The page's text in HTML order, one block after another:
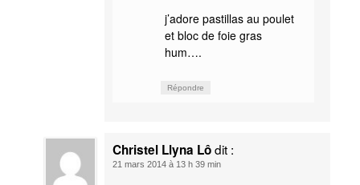
j’adore pastillas au poulet
et bloc de foie gras
hum….
Répondre
Christel Llyna Lôdit :
21 mars 2014 à 13 h 39 min